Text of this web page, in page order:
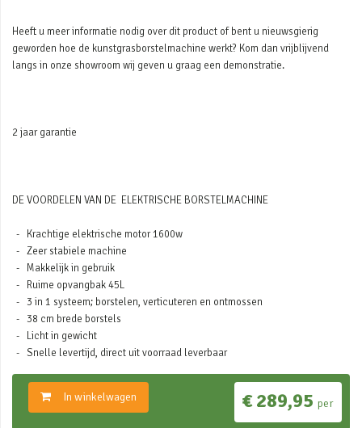
Heeft u meer informatie nodig over dit product of bent u nieuwsgierig
geworden hoe de kunstgrasborstelmachine werkt? Kom dan vrijblijvend
langs in onze showroom wij geven u graag een demonstratie.
2 jaar garantie
DE VOORDELEN VAN DE ELEKTRISCHE BORSTELMACHINE
Krachtige elektrische motor 1600w
Zeer stabiele machine
Makkelijk in gebruik
Ruime opvangbak 45L
3 in 1 systeem; borstelen, verticuteren en ontmossen
38 cm brede borstels
Licht in gewicht
Snelle levertijd, direct uit voorraad leverbaar
€ 289,95 per
In winkelwagen